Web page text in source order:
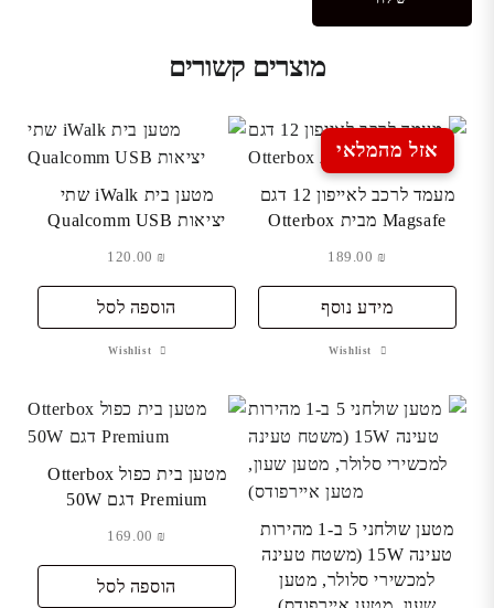
מוצרים קשורים
אזל מהמלאי
מעמד לרכב לאייפון 12 דגם
Magsafe מבית Otterbox
₪
מידע נוסף
Wishlist
מטען בית iWalk שתי
יציאות Qualcomm USB
₪
הוספה לסל
Wishlist
מטען שולחני 5 ב-1 מהירות
טעינה 15W (משטח טעינה
למכשירי סלולר, מטען
מטען בית כפול Otterbox
Premium דגם 50W
₪
הוספה לסל